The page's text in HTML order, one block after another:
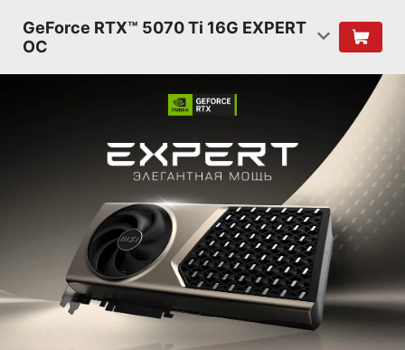
GeForce RTX™ 5070 Ti 16G EXPERT
OC